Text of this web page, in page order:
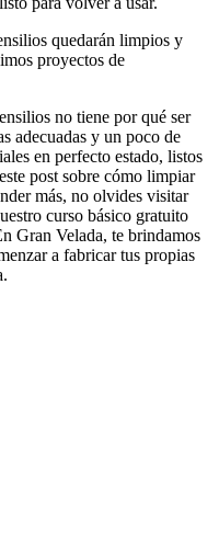
quedarán limpios y
proyectos de
no tiene por qué ser
adecuadas y un poco de
en perfecto estado, listos
post sobre cómo limpiar
más, no olvides visitar
curso básico gratuito
Gran Velada, te brindamos
a fabricar tus propias